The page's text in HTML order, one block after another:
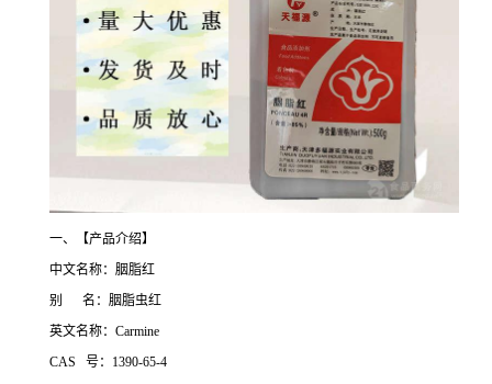
一、【产品介绍】
中文名称：胭脂红
别 名：胭脂虫红
英文名称：Carmine
CAS 号：1390-65-4